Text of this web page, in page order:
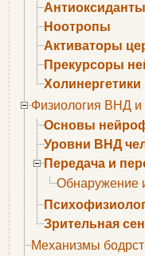
Антиоксиданты
Ноотропы
Активаторы
Прекурсоры
Холинергетики
Физиология ВНД и
Основы
Уровни ВНД
Передача и
Обнаружение
Зрительная
Механизмы